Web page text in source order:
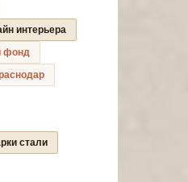
интерьера
фонд
стали